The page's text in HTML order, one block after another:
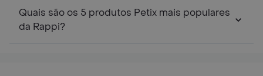
Quais são os 5 produtos Petix mais populares
da Rappi?